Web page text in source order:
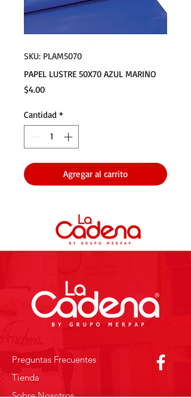
SKU: PLAM5070
PAPEL LUSTRE 50X70 AZUL MARINO
$4.00Precio
Cantidad *
Agregar al carrito
Preguntas Frecuentes
Tienda
Sobre Nosotros